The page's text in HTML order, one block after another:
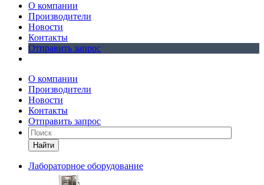
О компании
Производители
Новости
Контакты
Отправить запрос
О компании
Производители
Новости
Контакты
Отправить запрос
Найти
Лабораторное оборудование